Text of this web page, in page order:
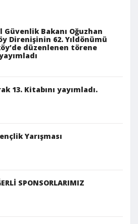
Güvenlik Bakanı Oğuzhan
Direnişinin 62. Yıldönümü
düzenlenen törene
13. Kitabını yayımladı.
Yarışması
SPONSORLARIMIZ